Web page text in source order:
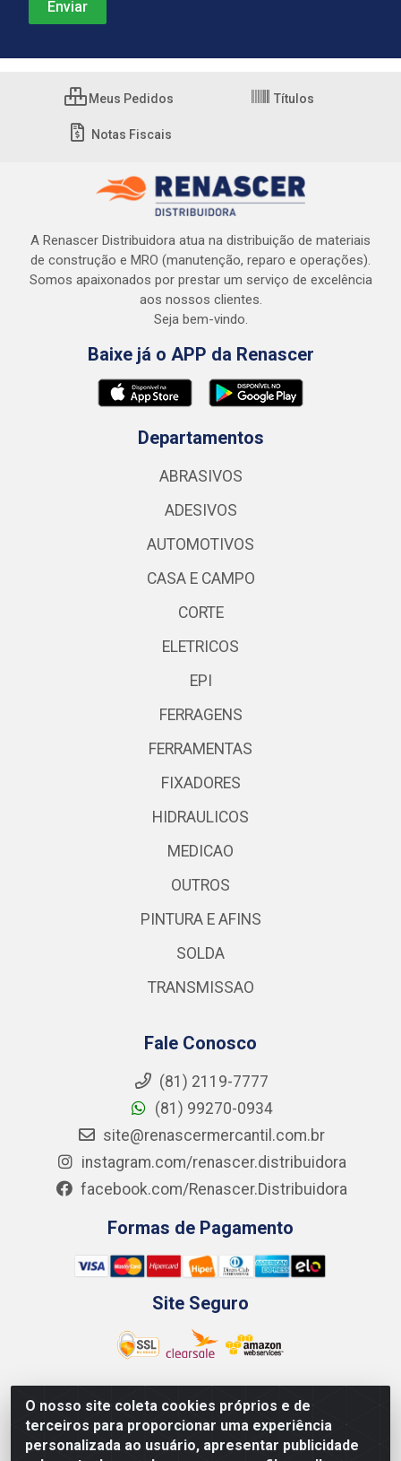
O nosso site coleta cookies próprios e de
terceiros para proporcionar uma experiência
personalizada ao usuário, apresentar publicidade
Meus Pedidos Títulos
Notas Fiscais
A Renascer Distribuidora atua na distribuição de materiais
de construção e MRO (manutenção, reparo e operações).
Somos apaixonados por prestar um serviço de excelência
aos nossos clientes.
Seja bem-vindo.
Baixe já o APP da Renascer
Departamentos
ABRASIVOS
ADESIVOS
AUTOMOTIVOS
CASA E CAMPO
CORTE
ELETRICOS
EPI
FERRAGENS
FERRAMENTAS
FIXADORES
HIDRAULICOS
MEDICAO
OUTROS
PINTURA E AFINS
SOLDA
TRANSMISSAO
Fale Conosco
(81) 2119-7777
(81) 99270-0934
site@renascermercantil.com.br
instagram.com/renascer.distribuidora
facebook.com/Renascer.Distribuidora
Formas de Pagamento
Site Seguro
Renascer Distribuidora - Rua São Miguel, 1845 -
Afogados - Recife / PE - CEP 50850-000 - CNPJ
07.264.693/0001-79